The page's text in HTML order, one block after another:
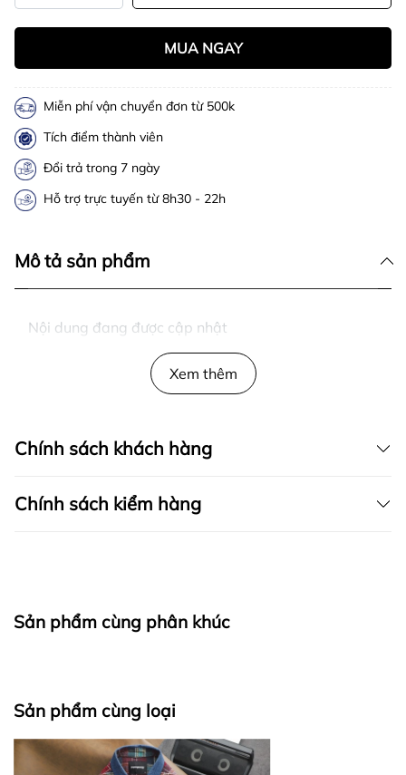
MUA NGAY
Miễn phí vận chuyển đơn từ 500k
Tích điểm thành viên
Đổi trả trong 7 ngày
Hỗ trợ trực tuyến từ 8h30 - 22h
Mô tả sản phẩm
Nội dung đang được cập nhật
Xem thêm
Chính sách khách hàng
Chính sách kiểm hàng
Sản phẩm cùng phân khúc
Sản phẩm cùng loại